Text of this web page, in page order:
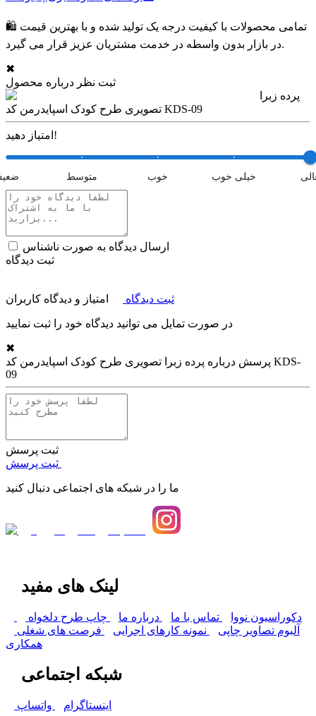
🛍 تمامی محصولات با کیفیت درجه یک تولید شده و با بهترین قیمت
در بازار بدون واسطه در خدمت مشتریان عزیز قرار می گیرد.
✖
ثبت نظر درباره محصول
پرده زبرا
تصویری طرح کودک اسپایدرمن کد KDS-09
امتیاز دهید!
متوسط خوب خیلی خوب
ارسال دیدگاه به صورت ناشناس
ثبت دیدگاه
ثبت دیدگاه امتیاز و دیدگاه کاربران
در صورت تمایل می توانید دیدگاه خود را ثبت نمایید
✖
پرسش درباره پرده زبرا تصویری طرح کودک اسپایدرمن کد KDS-
09
ثبت پرسش
ما را در شبکه های اجتماعی دنبال کنید
لینک های مفید
دکوراسیون نووا تماس با ما درباره ما
چاپ طرح دلخواه
آلبوم تصاویر چاپی
نمونه کارهای اجرایی
فرصت های شغلی
همکاری
شبکه اجتماعی
اینستاگرام واتساپ